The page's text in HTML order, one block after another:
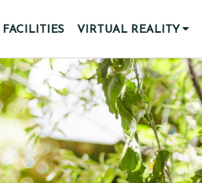
FACILITIES VIRTUAL REALITY